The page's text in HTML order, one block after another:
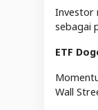
Investor
sebagai
ETF
Wall